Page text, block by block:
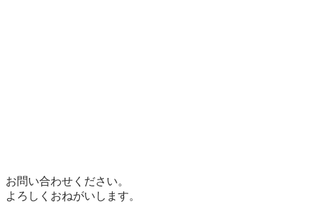
お問い合わせください。
よろしくおねがいします。